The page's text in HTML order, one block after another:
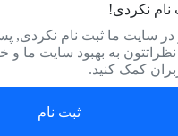
نکردی!
در سایت ما ثبت نام نکردی,
نظراتتون به بهبود سایت ما و
کمک کنید.
ثبت نام